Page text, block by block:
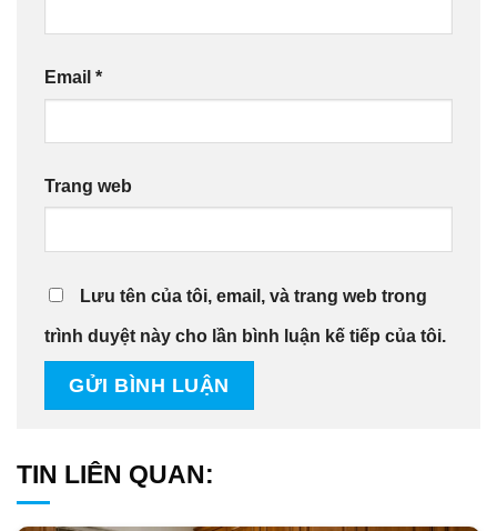
Email *
Trang web
Lưu tên của tôi, email, và trang web trong
trình duyệt này cho lần bình luận kế tiếp của tôi.
TIN LIÊN QUAN: